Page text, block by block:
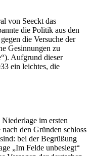
von Seeckt das
die Politik aus den
die Versuche der
Gesinnungen zu
Aufgrund dieser
ein leichtes, die
im ersten
den Gründen schloss
bei der Begrüßung
„Im Felde unbesiegt“